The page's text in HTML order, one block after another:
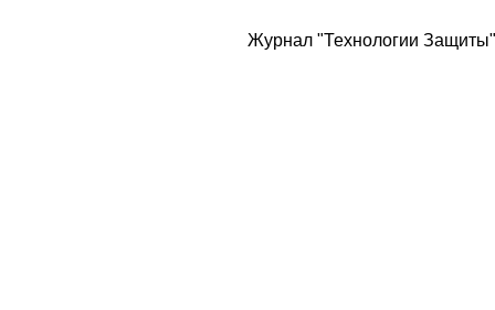
Журнал "Технологии